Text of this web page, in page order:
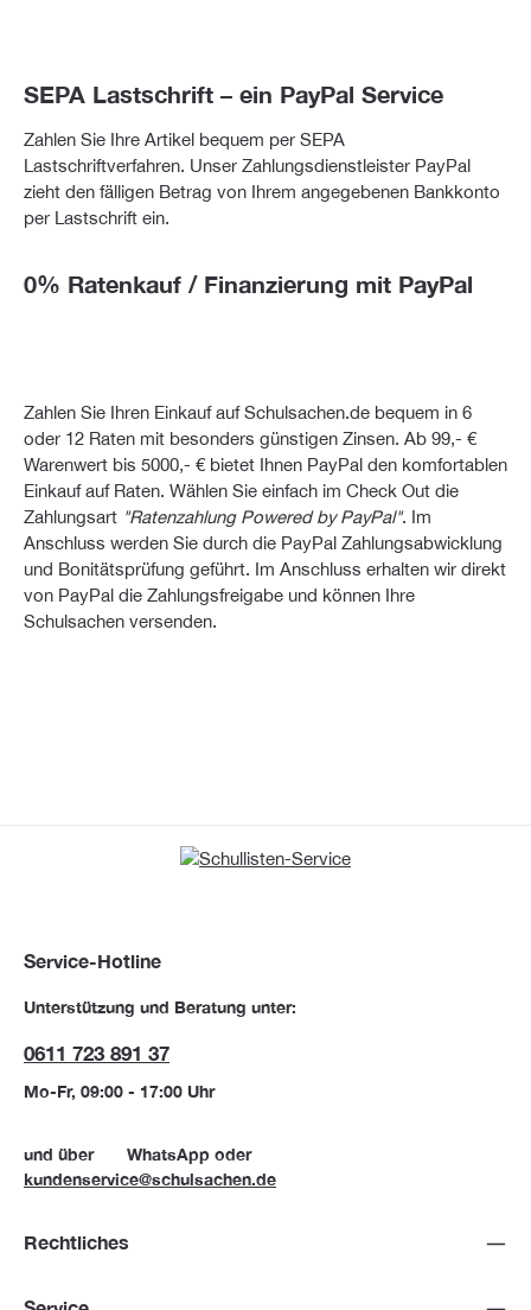
SEPA Lastschrift – ein PayPal Service
Zahlen Sie Ihre Artikel bequem per SEPA
Lastschriftverfahren. Unser Zahlungsdienstleister PayPal
zieht den fälligen Betrag von Ihrem angegebenen Bankkonto
per Lastschrift ein.
0% Ratenkauf / Finanzierung mit PayPal
Zahlen Sie Ihren Einkauf auf Schulsachen.de bequem in 6
oder 12 Raten mit besonders günstigen Zinsen. Ab 99,- €
Warenwert bis 5000,- € bietet Ihnen PayPal den komfortablen
Einkauf auf Raten. Wählen Sie einfach im Check Out die
Zahlungsart "Ratenzahlung Powered by PayPal". Im
Anschluss werden Sie durch die PayPal Zahlungsabwicklung
und Bonitätsprüfung geführt. Im Anschluss erhalten wir direkt
von PayPal die Zahlungsfreigabe und können Ihre
Schulsachen versenden.
Service-Hotline
Unterstützung und Beratung unter:
0611 723 891 37
Mo-Fr, 09:00 - 17:00 Uhr
und über WhatsApp oder
kundenservice@schulsachen.de
Rechtliches